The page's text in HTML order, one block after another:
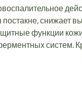
снижает
функции
систем.